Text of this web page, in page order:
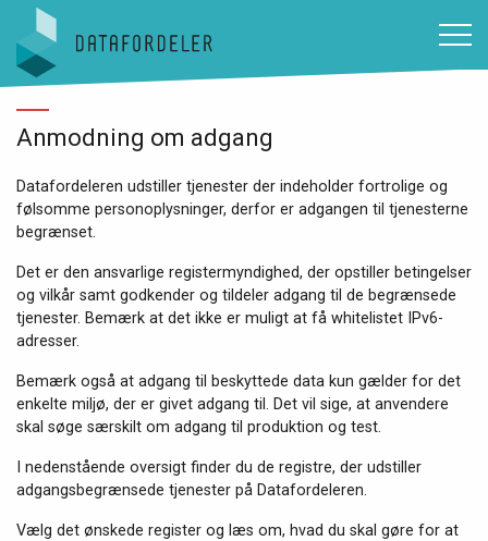
Gå til sidens indhold
Anmodning om adgang
Datafordeleren udstiller tjenester der indeholder fortrolige og
følsomme personoplysninger, derfor er adgangen til tjenesterne
begrænset.
Det er den ansvarlige registermyndighed, der opstiller betingelser
og vilkår samt godkender og tildeler adgang til de begrænsede
tjenester. Bemærk at det ikke er muligt at få whitelistet IPv6-
adresser.
Bemærk også at adgang til beskyttede data kun gælder for det
enkelte miljø, der er givet adgang til. Det vil sige, at anvendere
skal søge særskilt om adgang til produktion og test.
I nedenstående oversigt finder du de registre, der udstiller
adgangsbegrænsede tjenester på Datafordeleren.
Vælg det ønskede register og læs om, hvad du skal gøre for at